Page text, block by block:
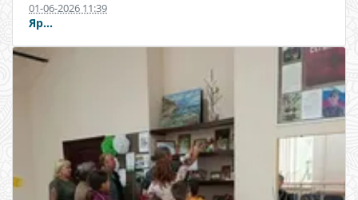
01-06-2026 11:39
Яр...